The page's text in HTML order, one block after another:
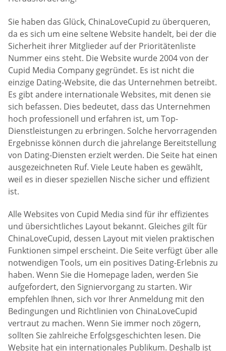
Sie haben das Glück, ChinaLoveCupid zu überqueren,
da es sich um eine seltene Website handelt, bei der die
Sicherheit ihrer Mitglieder auf der Prioritätenliste
Nummer eins steht. Die Website wurde 2004 von der
Cupid Media Company gegründet. Es ist nicht die
einzige Dating-Website, die das Unternehmen betreibt.
Es gibt andere internationale Websites, mit denen sie
sich befassen. Dies bedeutet, dass das Unternehmen
hoch professionell und erfahren ist, um Top-
Dienstleistungen zu erbringen. Solche hervorragenden
Ergebnisse können durch die jahrelange Bereitstellung
von Dating-Diensten erzielt werden. Die Seite hat einen
ausgezeichneten Ruf. Viele Leute haben es gewählt,
weil es in dieser speziellen Nische sicher und effizient
ist.
Alle Websites von Cupid Media sind für ihr effizientes
und übersichtliches Layout bekannt. Gleiches gilt für
ChinaLoveCupid, dessen Layout mit vielen praktischen
Funktionen simpel erscheint. Die Seite verfügt über alle
notwendigen Tools, um ein positives Dating-Erlebnis zu
haben. Wenn Sie die Homepage laden, werden Sie
aufgefordert, den Signiervorgang zu starten. Wir
empfehlen Ihnen, sich vor Ihrer Anmeldung mit den
Bedingungen und Richtlinien von ChinaLoveCupid
vertraut zu machen. Wenn Sie immer noch zögern,
sollten Sie zahlreiche Erfolgsgeschichten lesen. Die
Website hat ein internationales Publikum. Deshalb ist